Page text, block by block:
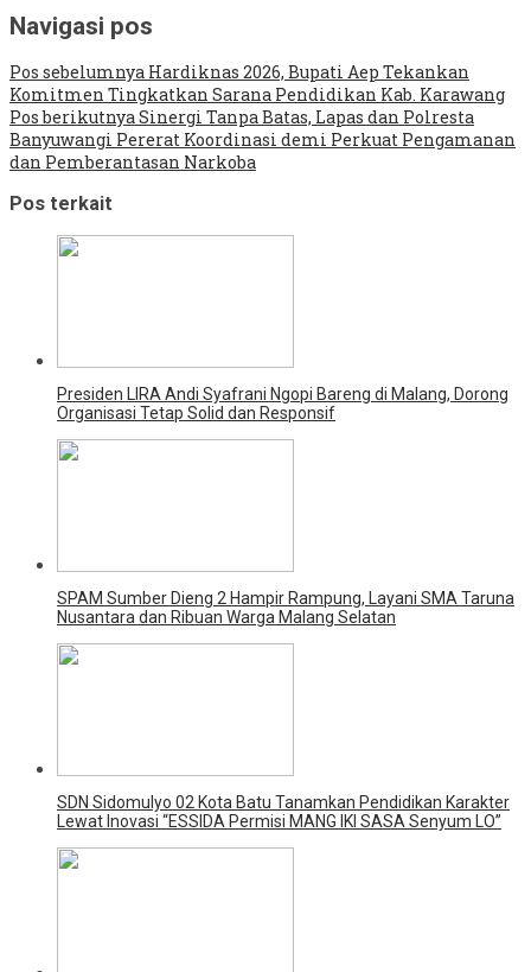
Navigasi pos
Pos sebelumnya Hardiknas 2026, Bupati Aep Tekankan
Komitmen Tingkatkan Sarana Pendidikan Kab. Karawang
Pos berikutnyaSinergi Tanpa Batas, Lapas dan Polresta
Banyuwangi Pererat Koordinasi demi Perkuat Pengamanan
dan Pemberantasan Narkoba
Pos terkait
Presiden LIRA Andi Syafrani Ngopi Bareng di Malang, Dorong
Organisasi Tetap Solid dan Responsif
SPAM Sumber Dieng 2 Hampir Rampung, Layani SMA Taruna
Nusantara dan Ribuan Warga Malang Selatan
SDN Sidomulyo 02 Kota Batu Tanamkan Pendidikan Karakter
Lewat Inovasi “ESSIDA Permisi MANG IKI SASA Senyum LO”